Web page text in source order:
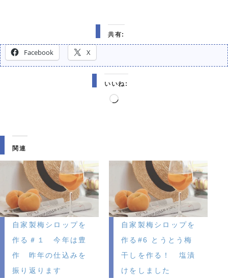
共有:
Facebook X
いいね:
読
関連
自家製梅シロップを
作る＃１ 今年は豊
作 昨年の仕込みを
振り返ります
自家製梅シロップを
作る#6 とうとう梅
干しを作る！ 塩漬
けをしました